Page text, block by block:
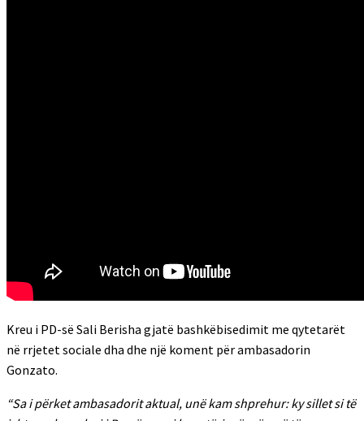
Kreu i PD-së Sali Berisha gjatë bashkëbisedimit me qytetarët
në rrjetet sociale dha dhe një koment për ambasadorin
Gonzato.
“Sa i përket ambasadorit aktual, unë kam shprehur: ky sillet si të